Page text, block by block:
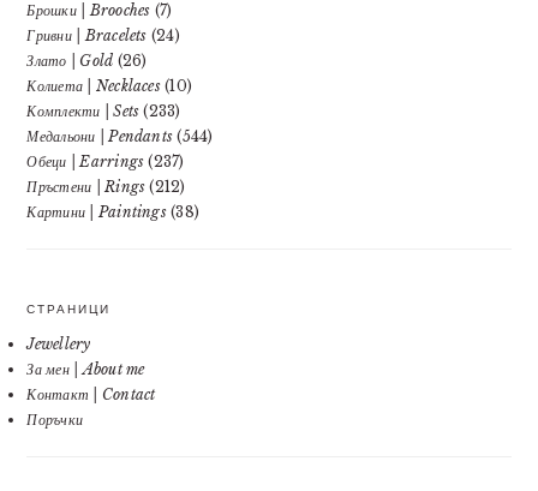
Брошки | Brooches (7)
Гривни | Bracelets (24)
Злато | Gold (26)
Колиета | Necklaces(10)
Комплекти | Sets (233)
Медальони | Pendants (544)
Обеци | Earrings (237)
Пръстени | Rings (212)
Картини | Paintings(38)
СТРАНИЦИ
Jewellery
За мен | About me
Контакт | Contact
Поръчки